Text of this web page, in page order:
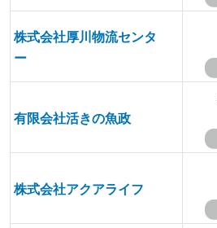
株式会社厚川物流センタ
ー
有限会社活きの魚政
株式会社アクアライフ